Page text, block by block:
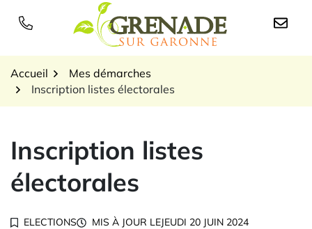
Logo Grenade sur
Accueil
Mes démarches
Inscription listes électorales
Inscription listes
électorales
ELECTIONS MIS À JOUR LEJEUDI 20 JUIN 2024